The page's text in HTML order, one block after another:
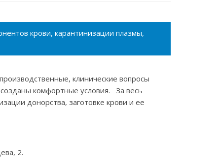
крови, карантинизации плазмы,
клинические вопросы
комфортные условия. За весь
донорства, заготовке крови и ее
2.